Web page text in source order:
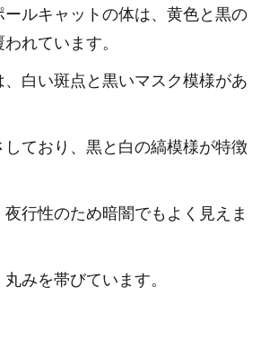
ールキャットの体は、黄色と黒の
れています。
白い斑点と黒いマスク模様があ
しており、黒と白の縞模様が特徴
夜行性のため暗闇でもよく見えま
みを帯びています。